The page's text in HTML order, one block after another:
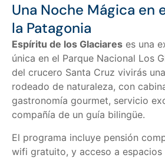
Una Noche Mágica en
la Patagonia
Espíritu de los Glaciares es una
única en el Parque Nacional Los
del crucero Santa Cruz vivirás
rodeado de naturaleza, con
gastronomía gourmet, servicio
compañía de un guía bilingüe.
El programa incluye pensión
wifi gratuito, y acceso a espacios